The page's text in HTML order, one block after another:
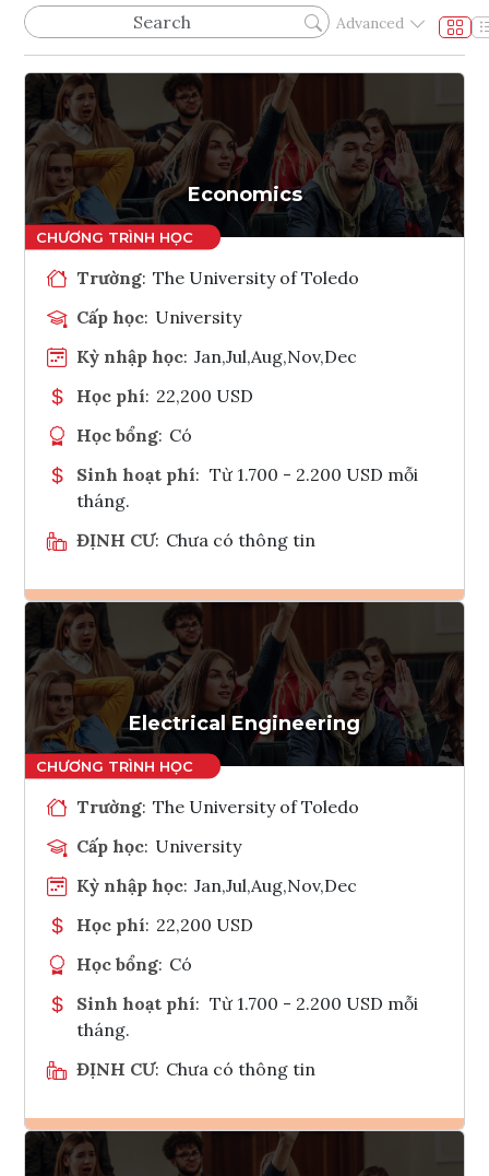
Advanced
Economics
Trường: The University of Toledo
Cấp học: University
Kỳ nhập học: Jan,Jul,Aug,Nov,Dec
Học phí: 22,200 USD
Học bổng: Có
Sinh hoạt phí: Từ 1.700 - 2.200 USD mỗi
tháng.
ĐỊNH CƯ: Chưa có thông tin
Ghi danh
Tham vấn Interlink
Electrical Engineering
Trường: The University of Toledo
Cấp học: University
Kỳ nhập học: Jan,Jul,Aug,Nov,Dec
Học phí: 22,200 USD
Học bổng: Có
Sinh hoạt phí: Từ 1.700 - 2.200 USD mỗi
tháng.
ĐỊNH CƯ: Chưa có thông tin
Ghi danh